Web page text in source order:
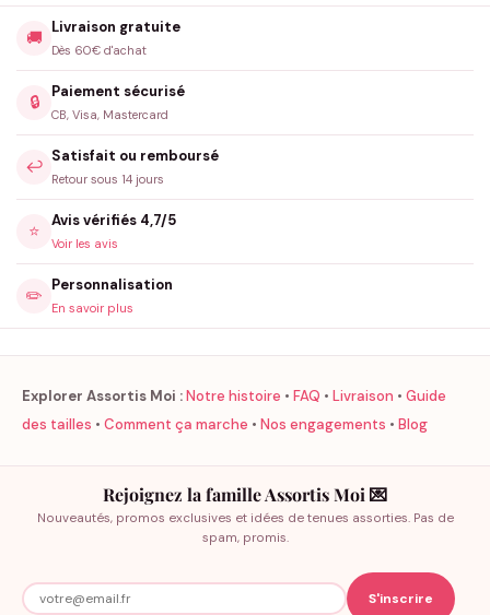
🚚
Livraison gratuite
Dès 60€ d'achat
🔒
Paiement sécurisé
CB, Visa, Mastercard
↩️
Satisfait ou remboursé
Retour sous 14 jours
⭐
Avis vérifiés 4,7/5
Voir les avis
✏️
Personnalisation
En savoir plus
Explorer Assortis Moi :Notre histoire • FAQ • Livraison • Guide
des tailles • Comment ça marche • Nos engagements • Blog
Rejoignez la famille Assortis Moi 💌
Nouveautés, promos exclusives et idées de tenues assorties. Pas de
spam, promis.